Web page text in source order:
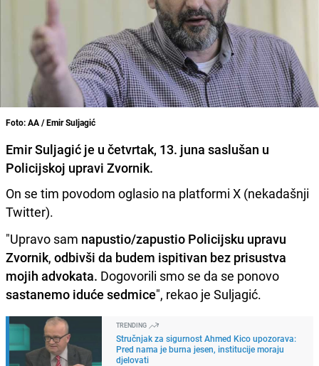
Foto: AA / Emir Suljagić
Emir Suljagić je u četvrtak, 13. juna saslušan u
Policijskoj upravi Zvornik.
On se tim povodom oglasio na platformi X (nekadašnji
Twitter).
"Upravo sam napustio/zapustio Policijsku upravu
Zvornik, odbivši da budem ispitivan bez prisustva
mojih advokata. Dogovorili smo se da se ponovo
sastanemo iduće sedmice", rekao je Suljagić.
TRENDING
Stručnjak za sigurnost Ahmed Kico upozorava:
Pred nama je burna jesen, institucije moraju
djelovati